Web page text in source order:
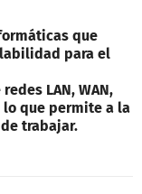
que
para el
LAN, WAN,
lo que permite a la
trabajar.